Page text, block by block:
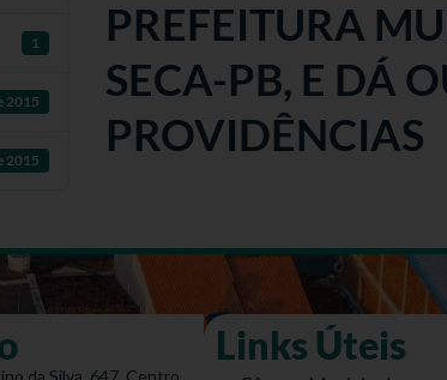
1
2015
2015
PREFEITURA
SECA-PB, E DÁ
PROVIDÊNCIAS
da Silva, 647, Centro,
Links Úteis